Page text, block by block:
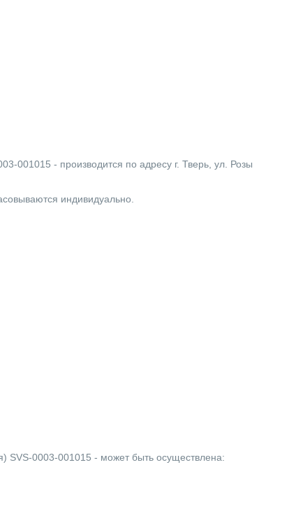
001015 - производится по адресу г. Тверь, ул. Розы
индивидуально.
SVS-0003-001015 - может быть осуществлена: